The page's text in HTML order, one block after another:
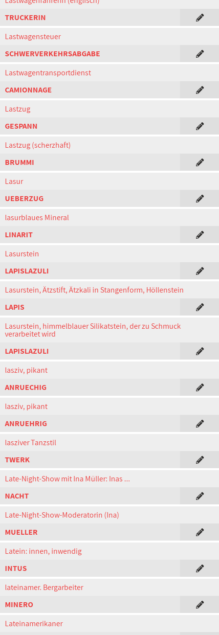
TRUCKERIN
Lastwagensteuer
SCHWERVERKEHRSABGABE
Lastwagentransportdienst
CAMIONNAGE
Lastzug
GESPANN
Lastzug (scherzhaft)
BRUMMI
Lasur
UEBERZUG
lasurblaues Mineral
LINARIT
Lasurstein
LAPISLAZULI
Lasurstein, Ätzstift, Ätzkali in Stangenform, Höllenstein
LAPIS
Lasurstein, himmelblauer Silikatstein, der zu Schmuck
verarbeitet wird
LAPISLAZULI
lasziv, pikant
ANRUECHIG
lasziv, pikant
ANRUEHRIG
lasziver Tanzstil
TWERK
Late-Night-Show mit Ina Müller: Inas ...
NACHT
Late-Night-Show-Moderatorin (Ina)
MUELLER
Latein: innen, inwendig
INTUS
lateinamer. Bergarbeiter
MINERO
Lateinamerikaner